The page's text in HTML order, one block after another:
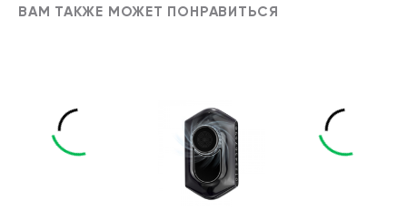
ВАМ ТАКЖЕ МОЖЕТ ПОНРАВИТЬСЯ